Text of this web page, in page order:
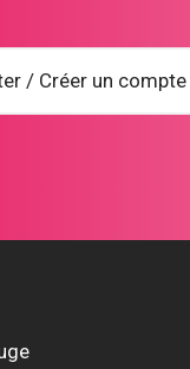
/ Créer un compte